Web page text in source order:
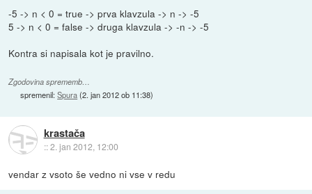
-5 -> n < 0 = true -> prva klavzula -> n -> -5
5 -> n < 0 = false -> druga klavzula -> -n -> -5
Kontra si napisala kot je pravilno.
Zgodovina sprememb…
spremenil:Spura(2. jan 2012 ob 11:38)
krastača
::2. jan 2012, 12:00
vendar z vsoto še vedno ni vse v redu